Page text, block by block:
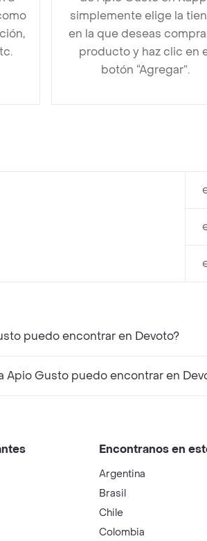
simplemente elige la
en la que deseas
producto y haz clic en
botón “Agregar”.
puedo encontrar en Devoto?
Gusto puedo encontrar en
Encontranos en
Argentina
Brasil
Chile
Colombia